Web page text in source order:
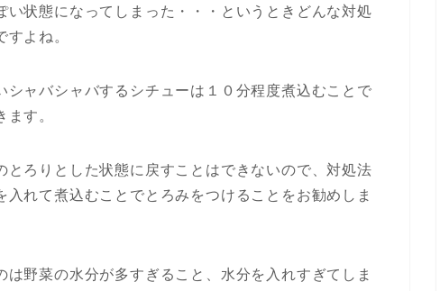
い状態になってしまった・・・というときどんな対処
よね。
シャバシャバするシチューは１０分程度煮込むことで
す。
とろりとした状態に戻すことはできないので、対処法
れて煮込むことでとろみをつけることをお勧めしま
野菜の水分が多すぎること、水分を入れすぎてしま